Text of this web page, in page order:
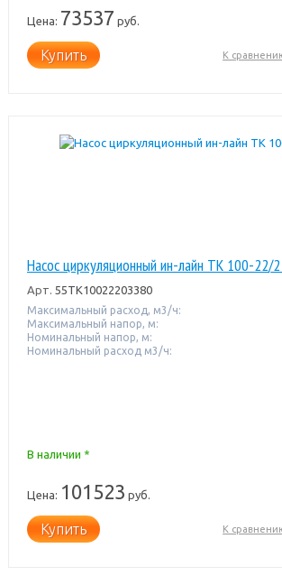
Цена: 73537 руб.
Купить К
Насос циркуляционный ин-лайн TK 100-22/
Арт. 55TK10022203380
Максимальный расход, м3/ч:
Максимальный напор, м:
Номинальный напор, м:
Номинальный расход м3/ч:
В наличии *
Цена: 101523 руб.
Купить К